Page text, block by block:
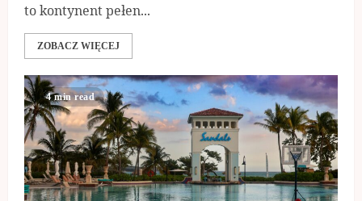
to kontynent pełen...
ZOBACZ WIĘCEJ
4 min read